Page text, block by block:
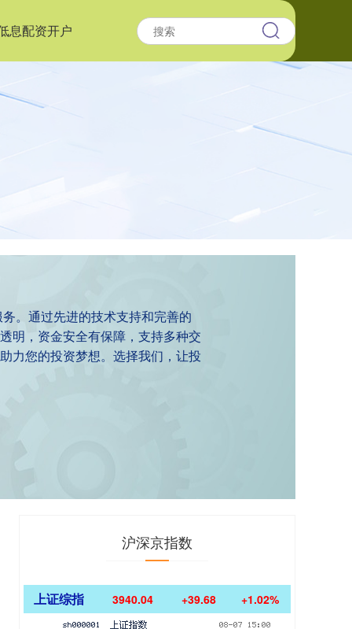
息配资开户
。通过先进的技术支持和完善的
明，资金安全有保障，支持多种交
力您的投资梦想。选择我们，让投
沪深京指数
上证综指 3940.04 +39.68 +1.02%